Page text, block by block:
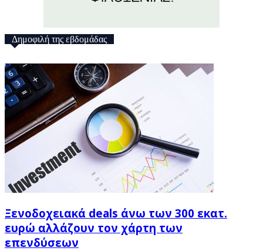
Δημοφιλή της εβδομάδας
Ξενοδοχειακά deals άνω των 300 εκατ.
ευρώ αλλάζουν τον χάρτη των
επενδύσεων